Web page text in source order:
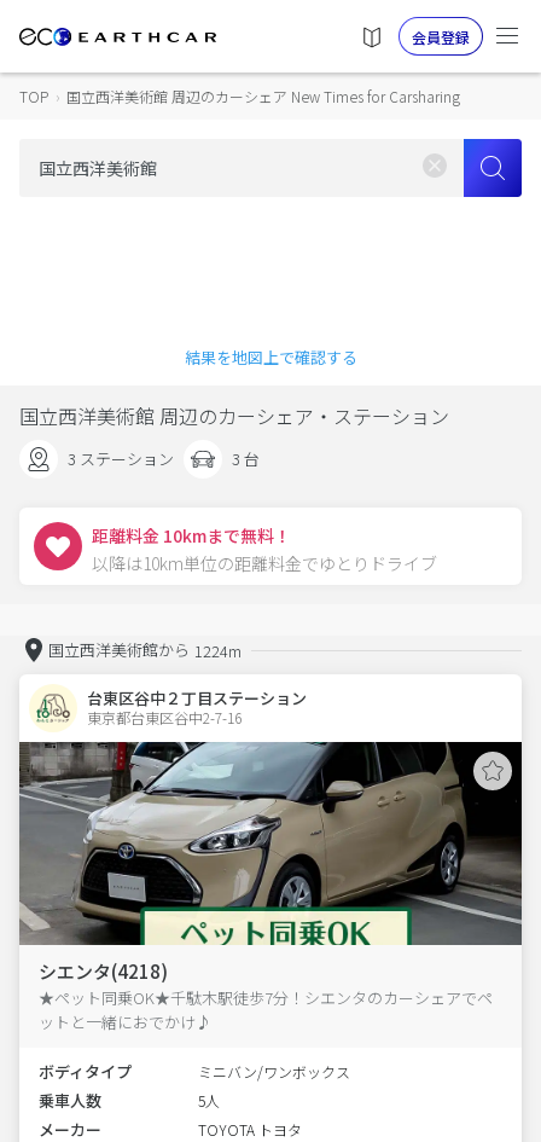
会員登録
TOP › 国立西洋美術館 周辺のカーシェア New Times for Carsharing
結果を地図上で確認する
国立西洋美術館 周辺のカーシェア・ステーション
3 ステーション 3 台
距離料金 10kmまで無料！
以降は10km単位の距離料金でゆとりドライブ
国立西洋美術館から 1224m
台東区谷中２丁目ステーション
東京都台東区谷中2-7-16
シエンタ(4218)
★ペット同乗OK★千駄木駅徒歩7分！シエンタのカーシェアでペ
ットと一緒におでかけ♪
ボディタイプ ミニバン/ワンボックス
乗車人数 5人
メーカー TOYOTA トヨタ